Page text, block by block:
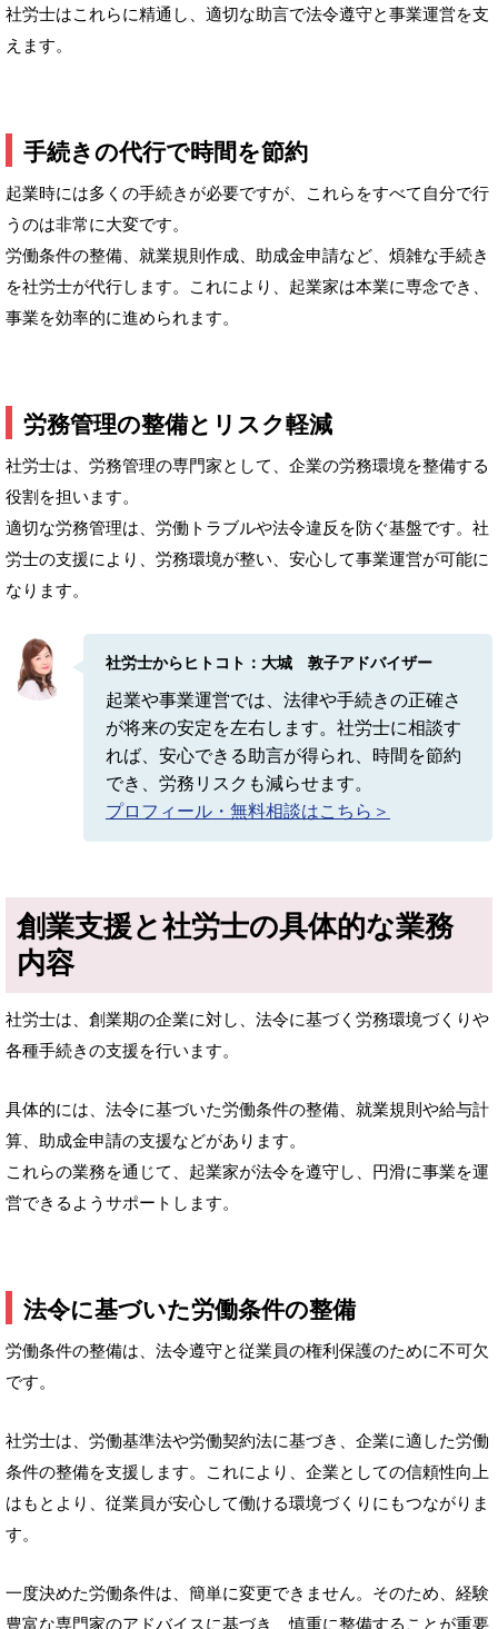
社労士はこれらに精通し、適切な助言で法令遵守と事業運営を支
えます。
手続きの代行で時間を節約
起業時には多くの手続きが必要ですが、これらをすべて自分で行
うのは非常に大変です。
労働条件の整備、就業規則作成、助成金申請など、煩雑な手続き
を社労士が代行します。これにより、起業家は本業に専念でき、
事業を効率的に進められます。
労務管理の整備とリスク軽減
社労士は、労務管理の専門家として、企業の労務環境を整備する
役割を担います。
適切な労務管理は、労働トラブルや法令違反を防ぐ基盤です。社
労士の支援により、労務環境が整い、安心して事業運営が可能に
なります。
社労士からヒトコト：大城 敦子アドバイザー
起業や事業運営では、法律や手続きの正確さ
が将来の安定を左右します。社労士に相談す
れば、安心できる助言が得られ、時間を節約
でき、労務リスクも減らせます。
プロフィール・無料相談はこちら＞
創業支援と社労士の具体的な業務
内容
社労士は、創業期の企業に対し、法令に基づく労務環境づくりや
各種手続きの支援を行います。
具体的には、法令に基づいた労働条件の整備、就業規則や給与計
算、助成金申請の支援などがあります。
これらの業務を通じて、起業家が法令を遵守し、円滑に事業を運
営できるようサポートします。
法令に基づいた労働条件の整備
労働条件の整備は、法令遵守と従業員の権利保護のために不可欠
です。
社労士は、労働基準法や労働契約法に基づき、企業に適した労働
条件の整備を支援します。これにより、企業としての信頼性向上
はもとより、従業員が安心して働ける環境づくりにもつながりま
す。
一度決めた労働条件は、簡単に変更できません。そのため、経験
豊富な専門家のアドバイスに基づき、慎重に整備することが重要